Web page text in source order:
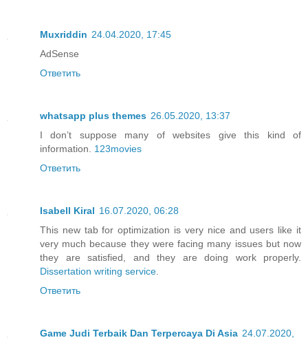
Muxriddin 24.04.2020, 17:45
AdSense
Ответить
whatsapp plus themes 26.05.2020, 13:37
I don’t suppose many of websites give this kind of
information. 123movies
Ответить
Isabell Kiral 16.07.2020, 06:28
This new tab for optimization is very nice and users like it
very much because they were facing many issues but now
they are satisfied, and they are doing work properly.
Dissertation writing service
Ответить
Game Judi Terbaik Dan Terpercaya Di Asia 24.07.2020,